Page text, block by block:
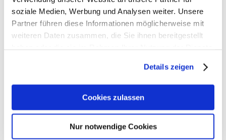
soziale Medien, Werbung und Analysen weiter. Unsere
Partner führen diese Informationen möglicherweise mit
weiteren Daten zusammen, die Sie ihnen bereitgestellt
Details zeigen
Cookies zulassen
Nur notwendige Cookies
> Garantiedauer: Gesetzliche Gewährleistungsfrist von
2 Jahren
hat das Green Shape Label und besteht aus
> GRÜNER KNOPF: Dieses Produkt hat den Grünen
Knopf. Es ist nach staatlich zertifizierten Umwelt- und
Sozialstandards hergestellt